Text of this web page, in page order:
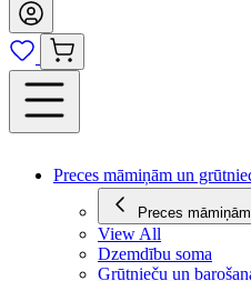
Preces māmiņām un
Preces
View All
Dzemdību soma
Grūtnieču un